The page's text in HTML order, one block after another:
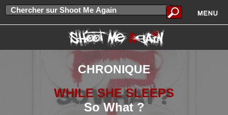
CHRONIQUE
WHILE SHE SLEEPS
So What ?